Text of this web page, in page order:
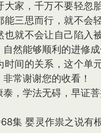
大家，千万不要轻忽
能三思而行，就不会
也就不会让自己陷入
然能够顺利的进修成
时间的关系，这个单
常谢谢您的收看！
，学法无碍，早证菩
集 婴灵作祟之说有